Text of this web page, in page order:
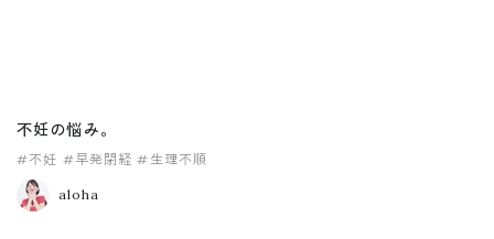
不妊の悩み。
#不妊 #早発閉経 #生理不順
aloha